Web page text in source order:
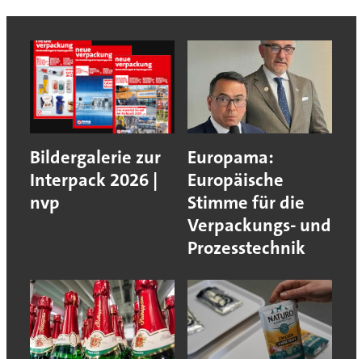
Bildergalerie zur
Interpack 2026 |
nvp
Europama:
Europäische
Stimme für die
Verpackungs- und
Prozesstechnik